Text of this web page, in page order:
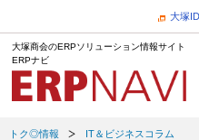
大塚
大塚商会のERPソリューション情報サイト
ERPナビ
トク◎情報 IT＆ビジネスコラム